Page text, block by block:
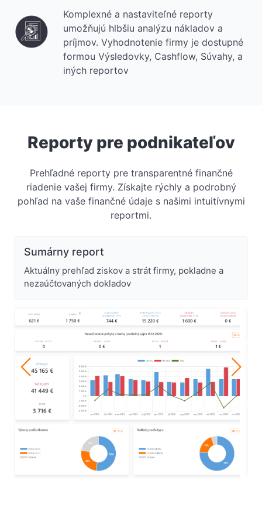
Komplexné a nastaviteľné reporty
umožňujú hlbšiu analýzu nákladov a
príjmov. Vyhodnotenie firmy je dostupné
formou Výsledovky, Cashflow, Súvahy, a
iných reportov
Reporty pre podnikateľov
Prehľadné reporty pre transparentné finančné
riadenie vašej firmy. Získajte rýchly a podrobný
pohľad na vaše finančné údaje s našimi intuitívnymi
reportmi.
Sumárny report
Aktuálny prehľad ziskov a strát firmy, pokladne a
nezaúčtovaných dokladov